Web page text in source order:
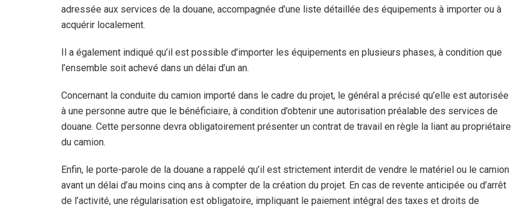
adressée aux services de la douane, accompagnée d’une liste détaillée des équipements à importer ou à
acquérir localement.
Il a également indiqué qu’il est possible d’importer les équipements en plusieurs phases, à condition que
l’ensemble soit achevé dans un délai d’un an.
Concernant la conduite du camion importé dans le cadre du projet, le général a précisé qu’elle est autorisée
à une personne autre que le bénéficiaire, à condition d’obtenir une autorisation préalable des services de
douane. Cette personne devra obligatoirement présenter un contrat de travail en règle la liant au propriétaire
du camion.
Enfin, le porte-parole de la douane a rappelé qu’il est strictement interdit de vendre le matériel ou le camion
avant un délai d’au moins cinq ans à compter de la création du projet. En cas de revente anticipée ou d’arrêt
de l’activité, une régularisation est obligatoire, impliquant le paiement intégral des taxes et droits de